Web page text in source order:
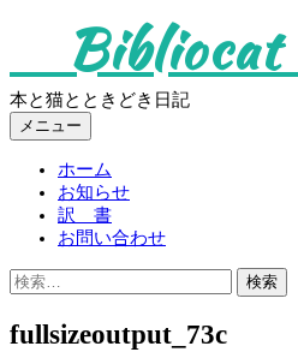
ン
ツ
へ
Bibliocat
本と猫とときどき日記
メニュー
ホーム
お知らせ
訳 書
お問い合わせ
検
索:
fullsizeoutput_73c